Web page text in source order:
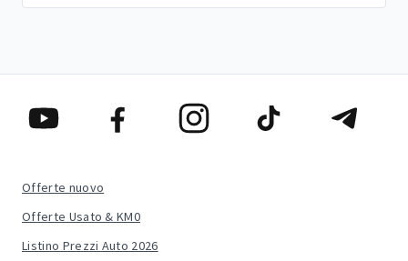
Offerte nuovo
Offerte Usato & KM0
Listino Prezzi Auto 2026